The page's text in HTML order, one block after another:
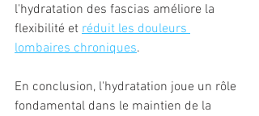
l'hydratation des fascias améliore la
flexibilité et réduit les douleurs
lombaires chroniques.
En conclusion, l'hydratation joue un rôle
fondamental dans le maintien de la